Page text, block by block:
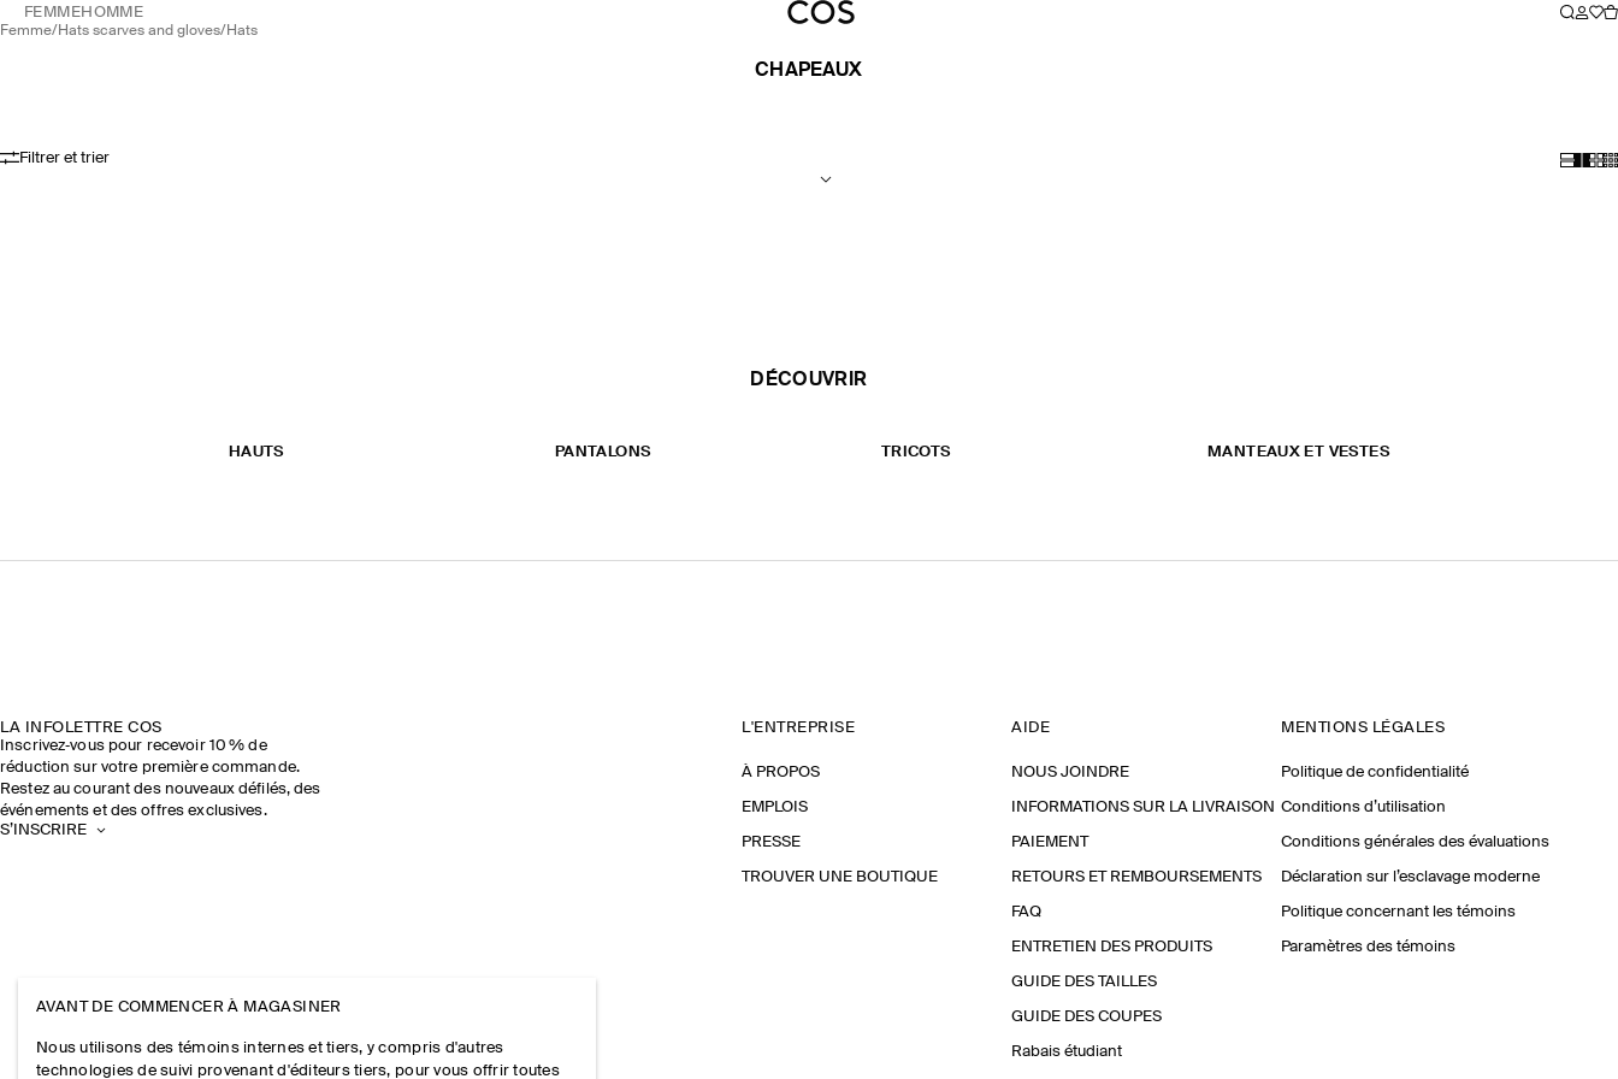
FEMMEHOMME
femme/ hats scarves and gloves/ hats
CHAPEAUX
Filtrer et trier
DÉCOUVRIR
HAUTS PANTALONS TRICOTS MANTEAUX ET VESTES
LA INFOLETTRE COS
Inscrivez‑vous pour recevoir 10 % de
réduction sur votre première commande.
Restez au courant des nouveaux défilés, des
événements et des offres exclusives.
S’INSCRIRE
L'ENTREPRISE
À PROPOS
EMPLOIS
PRESSE
TROUVER UNE BOUTIQUE
AIDE
NOUS JOINDRE
INFORMATIONS SUR LA LIVRAISON
PAIEMENT
RETOURS ET REMBOURSEMENTS
FAQ
ENTRETIEN DES PRODUITS
GUIDE DES TAILLES
GUIDE DES COUPES
Rabais étudiant
MENTIONS LÉGALES
Politique de confidentialité
Conditions d’utilisation
Conditions générales des évaluations
Déclaration sur l’esclavage moderne
Politique concernant les témoins
Paramètres des témoins
AVANT DE COMMENCER À MAGASINER
Nous utilisons des témoins internes et tiers, y compris d'autres
technologies de suivi provenant d'éditeurs tiers, pour vous offrir toutes